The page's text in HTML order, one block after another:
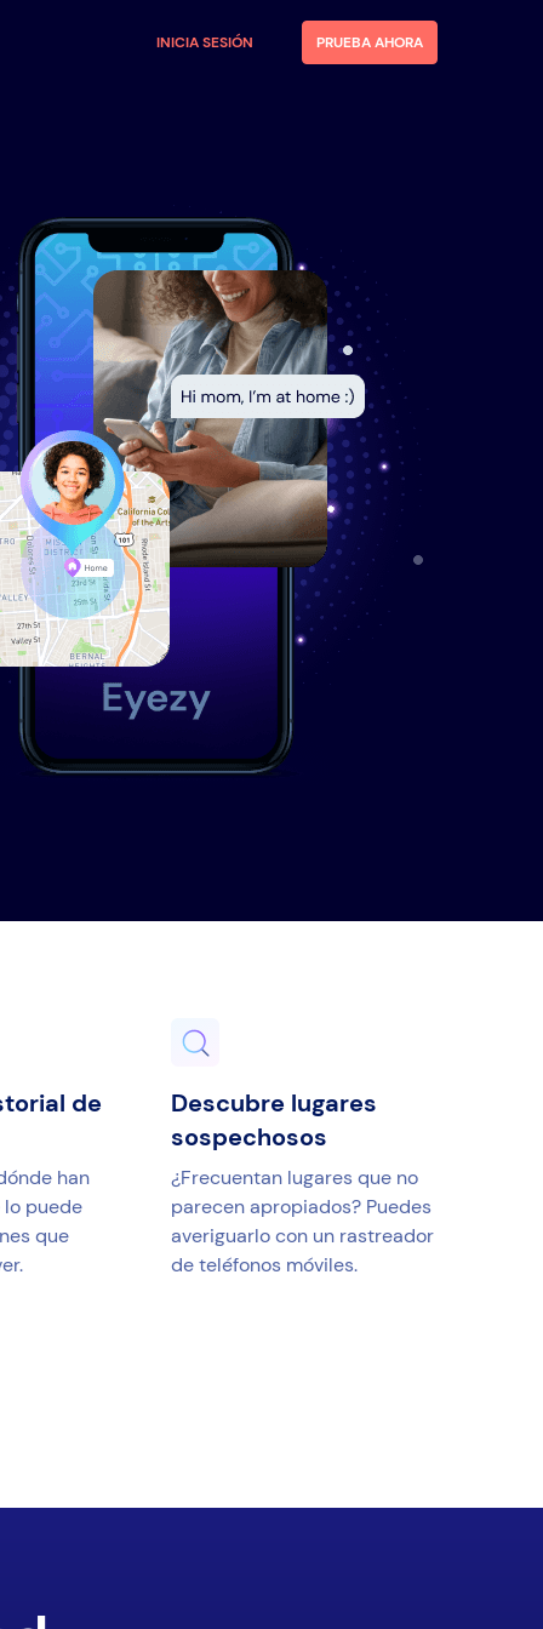
INICIA SESIÓN PRUEBA AHORA
de
han
lo puede
que
Descubre lugares
sospechosos
¿Frecuentan lugares que no
parecen apropiados? Puedes
averiguarlo con un rastreador
de teléfonos móviles.